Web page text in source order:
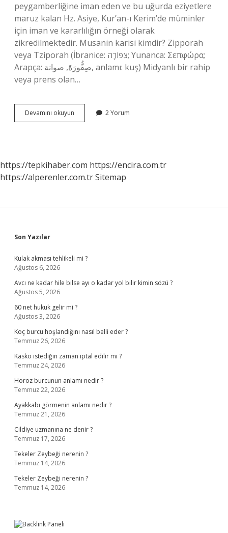
peygamberliğine iman eden ve bu uğurda eziyetlere
maruz kalan Hz. Asiye, Kur’an-ı Kerim’de müminler
için iman ve kararlılığın örneği olarak
zikredilmektedir. Musanin karisi kimdir? Zipporah
veya Tziporah (İbranice: צִפוֹרָה; Yunanca: Σεπφώρα;
Arapça: صِفُّورَةَ, صوانة, anlamı: kuş) Midyanlı bir rahip
veya prens olan…
Devamını okuyun
Musa
2 Yorum
https://tepkihaber.com https://encira.com.tr
https://alperenler.com.trSitemap
Sidebar
Son Yazılar
Kulak akması tehlikeli mi ?
Ağustos 6, 2026
Avcı ne kadar hile bilse ayı o kadar yol bilir kimin sözü ?
Ağustos 5, 2026
60 net hukuk gelir mi ?
Ağustos 3, 2026
Koç burcu hoşlandığını nasıl belli eder ?
Temmuz 26, 2026
Kasko istediğin zaman iptal edilir mi ?
Temmuz 24, 2026
Horoz burcunun anlamı nedir ?
Temmuz 22, 2026
Ayakkabı görmenin anlamı nedir ?
Temmuz 21, 2026
Cildiye uzmanına ne denir ?
Temmuz 17, 2026
Tekeler Zeybeği nerenin ?
Temmuz 14, 2026
Tekeler Zeybeği nerenin ?
Temmuz 14, 2026